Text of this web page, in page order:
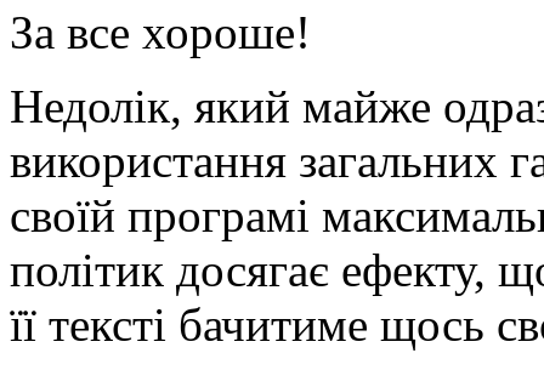
За все хороше!
Недолік, який майже
використання загальних
своїй програмі
політик досягає ефекту,
її тексті бачитиме щось